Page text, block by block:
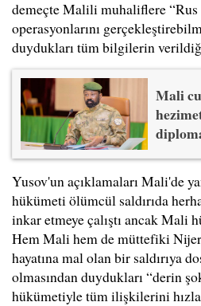
demeçte Malili muhaliflere “Rus
operasyonlarını
duydukları tüm bilgilerin
Mali
Yusov'un açıklamaları Mali'de
hükümeti ölümcül saldırıda
inkar etmeye çalıştı ancak Mali
Hem Mali hem de müttefiki
hayatına mal olan bir saldırıya
olmasından duydukları “derin
hükümetiyle tüm ilişkilerini hızla